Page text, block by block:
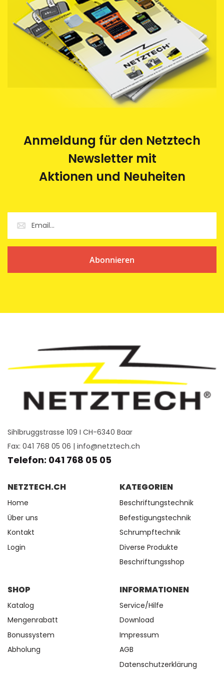
Anmeldung für den Netztech
Newsletter mit
Aktionen und Neuheiten
Abonnieren
Sihlbruggstrasse 109 I CH-6340 Baar
Fax: 041 768 05 06 | info@netztech.ch
Telefon: 041 768 05 05
NETZTECH.CH
Home
Über uns
Kontakt
Login
KATEGORIEN
Beschriftungstechnik
Befestigungstechnik
Schrumpftechnik
Diverse Produkte
Beschriftungsshop
SHOP
Katalog
Mengenrabatt
Bonussystem
Abholung
INFORMATIONEN
Service/Hilfe
Download
Impressum
AGB
Datenschutzerklärung